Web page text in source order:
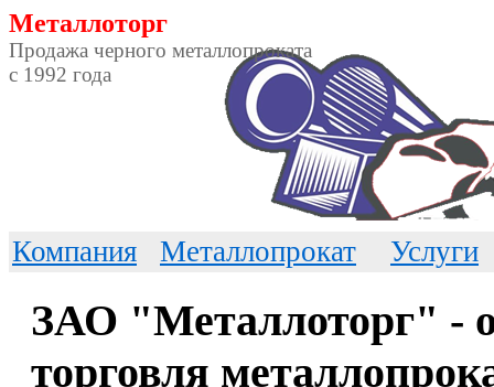
Металлоторг
Продажа черного металлопроката
c 1992 года
Компания Металлопрокат Услуги
ЗАО "Металлоторг" -
торговля